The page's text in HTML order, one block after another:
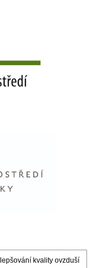
kvality ovzduší